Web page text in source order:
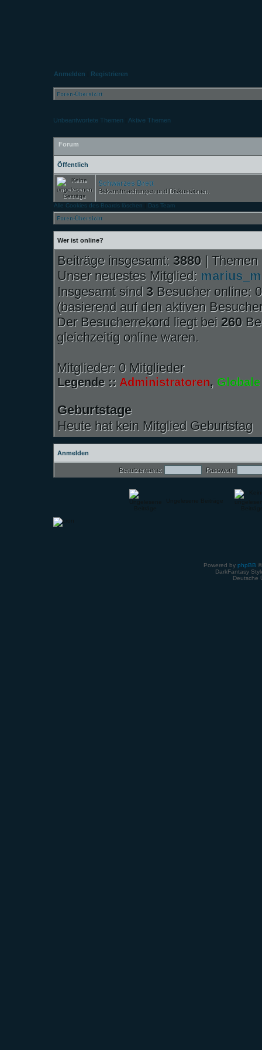
Anmelden Registrieren
Foren-Übersicht
Unbeantwortete Themen Aktive Themen
Forum
Öffentlich
Schwarzes Brett
Bekanntmachungen und Diskussionen.
Alle Cookies des Boards löschen
Das Team
Foren-Übersicht
Wer ist online?
Beiträge insgesamt: 3880| Themen
Unser neuestes Mitglied:
Insgesamt sind 3Besucher online:
(basierend auf den aktiven
Der Besucherrekord liegt bei 260
gleichzeitig online waren.
Mitglieder: 0 Mitglieder
Legende :: Administratoren,
Geburtstage
Heute hat kein Mitglied Geburtstag
Anmelden
Benutzername: Passwort:
Powered by phpBB
DarkFantasy
Deutsche